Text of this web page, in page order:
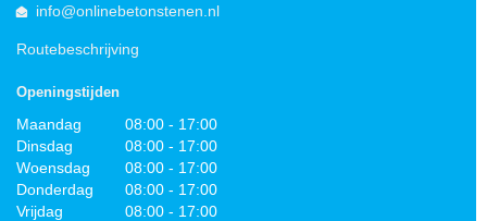
info@onlinebetonstenen.nl
Routebeschrijving
Openingstijden
Maandag
08:00 - 17:00
Dinsdag
08:00 - 17:00
Woensdag
08:00 - 17:00
Donderdag
08:00 - 17:00
Vrijdag
08:00 - 17:00